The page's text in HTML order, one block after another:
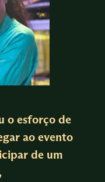
o esforço de
ao evento
de um